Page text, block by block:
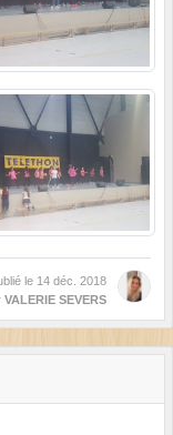
le 14 déc. 2018
VALERIE SEVERS